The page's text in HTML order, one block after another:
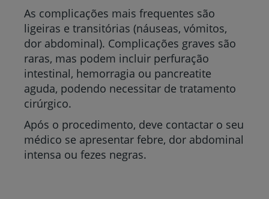
As complicações mais frequentes são
ligeiras e transitórias (náuseas, vómitos,
dor abdominal). Complicações graves são
raras, mas podem incluir perfuração
intestinal, hemorragia ou pancreatite
aguda, podendo necessitar de tratamento
cirúrgico.
Após o procedimento, deve contactar o seu
médico se apresentar febre, dor abdominal
intensa ou fezes negras.